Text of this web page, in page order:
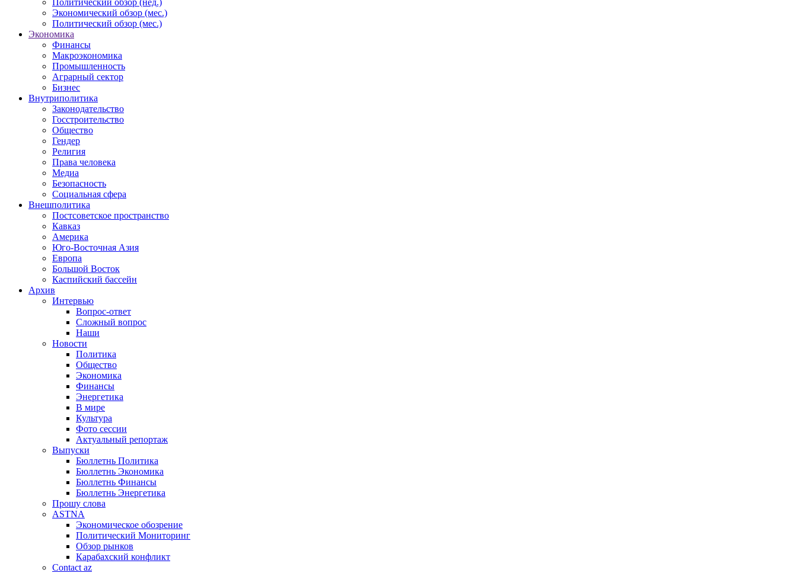
Политический обзор (нед.)
Экономический обзор (мес.)
Политический обзор (мес.)
Экономика
Финансы
Макроэкономика
Промышленность
Аграрный сектор
Бизнес
Внутриполитика
Законодательство
Госстроительство
Общество
Гендер
Религия
Права человека
Медиа
Безопасность
Социальная сфера
Внешполитика
Постсоветское пространство
Кавказ
Америка
Юго-Восточная Азия
Европа
Большой Восток
Каспийский бассейн
Архив
Интервью
Вопрос-ответ
Сложный вопрос
Наши
Новости
Политика
Общество
Экономика
Финансы
Энергетика
В мире
Культура
Фото сессии
Актуальный репортаж
Выпуски
Бюллетнь Политика
Бюллетнь Экономика
Бюллетнь Финансы
Бюллетнь Энергетика
Прошу слова
ASTNA
Экономическое обозрение
Политический Мониторинг
Обзор рынков
Карабахский конфликт
Contact az